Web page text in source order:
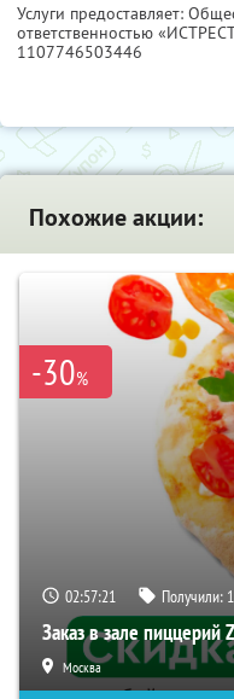
Услуги предоставляет:
ответственностью
1107746503446
Похожие акции:
-30%
02:57:20 Получили: 1
Заказ в зале пиццерий
Москва